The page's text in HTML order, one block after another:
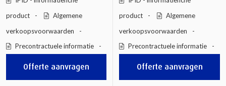
product
Algemene
verkoopsvoorwaarden
Precontractuele informatie
Offerte aanvragen
product
Algemene
verkoopsvoorwaarden
Precontractuele informatie
Offerte aanvragen